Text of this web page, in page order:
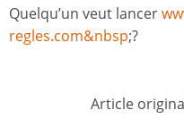
Quelqu’un veut lancer
regles.com&nbsp;?
Article